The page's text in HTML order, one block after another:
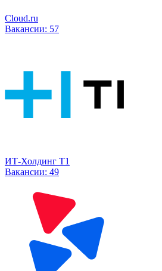
Cloud.ru
Вакансии: 57
ИТ-Холдинг Т1
Вакансии: 49